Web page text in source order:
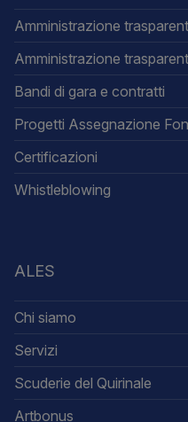
Amministrazione
Amministrazione
Bandi di gara e contratti
Progetti Assegnazione
Certificazioni
Whistleblowing
ALES
Chi siamo
Servizi
Scuderie del Quirinale
Artbonus